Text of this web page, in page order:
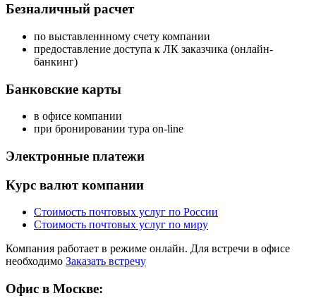
Безналичный расчет
по выставленнному счету компании
предоставление доступа к ЛК заказчика (онлайн-
банкинг)
Банковские карты
в офисе компании
при бронировании тура on-line
Электронные платежи
Курс валют компании
Стоимость почтовых услуг по России
Стоимость почтовых услуг по миру
Компания работает в режиме онлайн. Для встречи в офисе
необходимо Заказать встречу
Офис в Москве: